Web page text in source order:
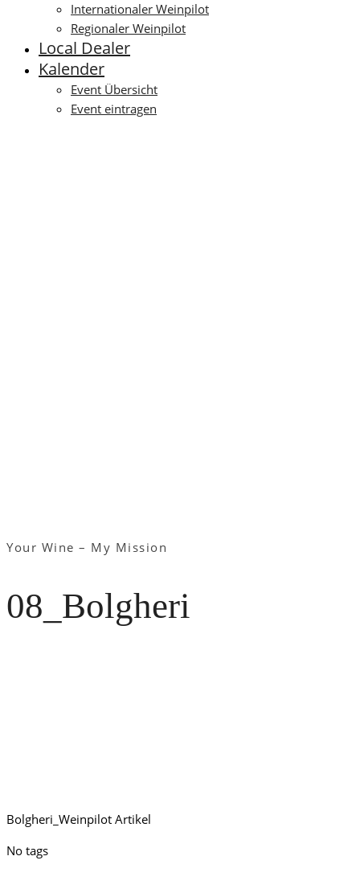
Internationaler Weinpilot
Regionaler Weinpilot
Local Dealer
Kalender
Event Übersicht
Event eintragen
Your Wine – My Mission
08_Bolgheri
Bolgheri_Weinpilot Artikel
No tags